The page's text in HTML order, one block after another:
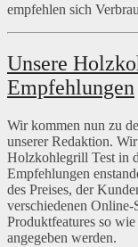
empfehlen sich
Unsere
Empfehlungen
Wir kommen nun zu
unserer Redaktion.
Holzkohlegrill Test in
Empfehlungen
des Preises, der
verschiedenen Online-
Produktfeatures so
angegeben werden.